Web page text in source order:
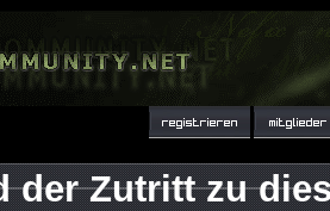
der Zutritt zu